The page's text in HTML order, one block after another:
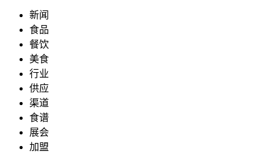
新闻
食品
餐饮
美食
行业
供应
渠道
食谱
展会
加盟